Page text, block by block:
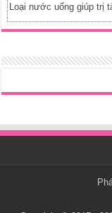
Loại nước uống giúp trị